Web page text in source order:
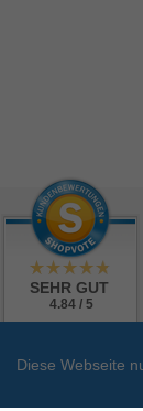
Diese Webseite
SEHR GUT
4.84 / 5